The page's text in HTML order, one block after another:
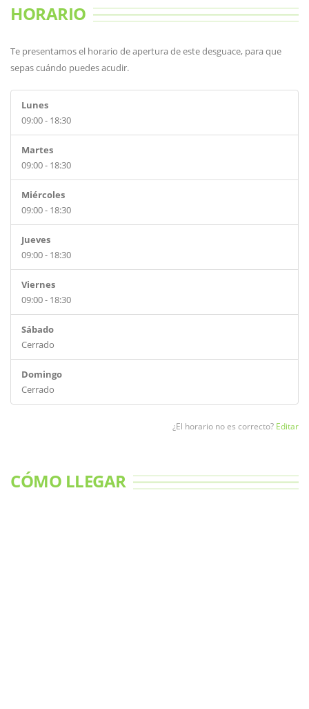
HORARIO
Te presentamos el horario de apertura de este desguace, para que
sepas cuándo puedes acudir.
Lunes
09:00 - 18:30
Martes
09:00 - 18:30
Miércoles
09:00 - 18:30
Jueves
09:00 - 18:30
Viernes
09:00 - 18:30
Sábado
Cerrado
Domingo
Cerrado
¿El horario no es correcto? Editar
CÓMO LLEGAR